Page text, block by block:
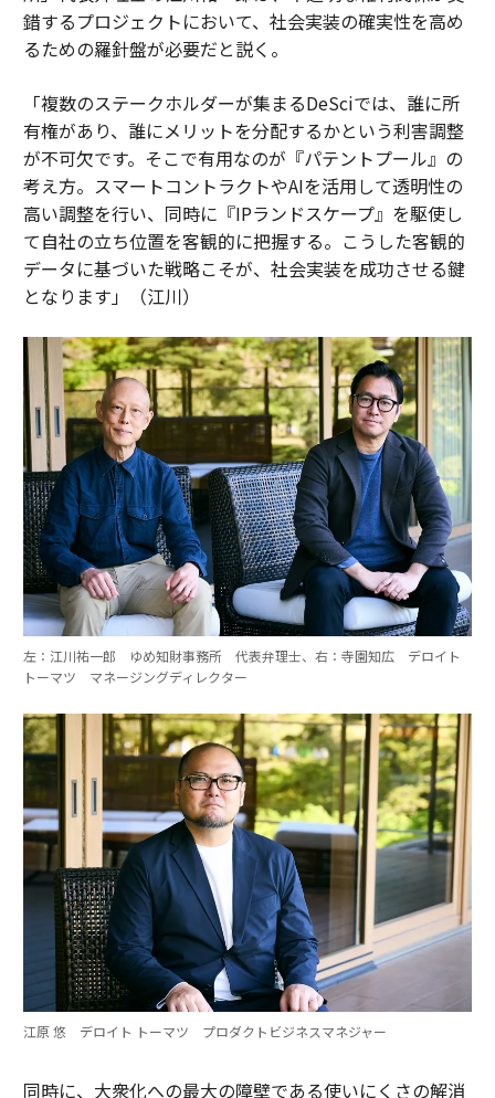
錯するプロジェクトにおいて、社会実装の確実性を高め
るための羅針盤が必要だと説く。
「複数のステークホルダーが集まるDeSciでは、誰に所
有権があり、誰にメリットを分配するかという利害調整
が不可欠です。そこで有用なのが『パテントプール』の
考え方。スマートコントラクトやAIを活用して透明性の
高い調整を行い、同時に『IPランドスケープ』を駆使し
て自社の立ち位置を客観的に把握する。こうした客観的
データに基づいた戦略こそが、社会実装を成功させる鍵
となります」（江川）
左：江川祐一郎 ゆめ知財事務所 代表弁理士、右：寺園知広 デロイト
トーマツ マネージングディレクター
江原 悠 デロイト トーマツ プロダクトビジネスマネジャー
同時に、大衆化への最大の障壁である使いにくさの解消